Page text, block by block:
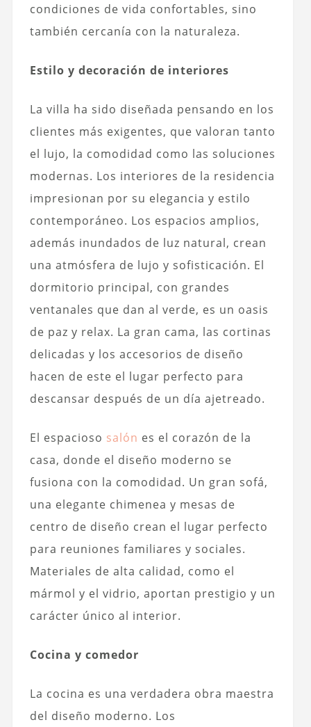
condiciones de vida confortables, sino
también cercanía con la naturaleza.
Estilo y decoración de interiores
La villa ha sido diseñada pensando en los
clientes más exigentes, que valoran tanto
el lujo, la comodidad como las soluciones
modernas. Los interiores de la residencia
impresionan por su elegancia y estilo
contemporáneo. Los espacios amplios,
además inundados de luz natural, crean
una atmósfera de lujo y sofisticación. El
dormitorio principal, con grandes
ventanales que dan al verde, es un oasis
de paz y relax. La gran cama, las cortinas
delicadas y los accesorios de diseño
hacen de este el lugar perfecto para
descansar después de un día ajetreado.
El espacioso salón es el corazón de la
casa, donde el diseño moderno se
fusiona con la comodidad. Un gran sofá,
una elegante chimenea y mesas de
centro de diseño crean el lugar perfecto
para reuniones familiares y sociales.
Materiales de alta calidad, como el
mármol y el vidrio, aportan prestigio y un
carácter único al interior.
Cocina y comedor
La cocina es una verdadera obra maestra
del diseño moderno. Los